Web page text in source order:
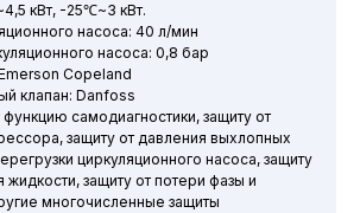
кВт, -25℃~3 кВт.
насоса: 40 л/мин
насоса: 0,8 бар
Copeland
клапан: Danfoss
самодиагностики, защиту от
защиту от давления выхлопных
циркуляционного насоса, защиту
жидкости, защиту от потери фазы и
многочисленные защиты